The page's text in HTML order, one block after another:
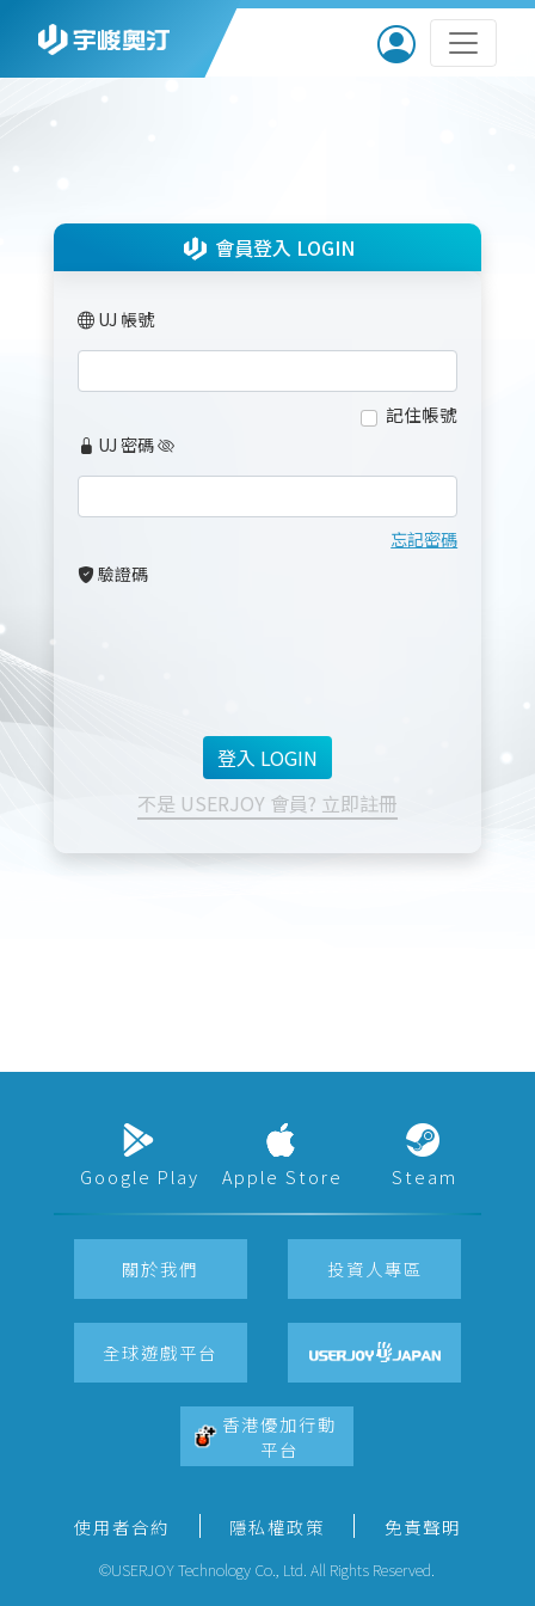
會員登入 LOGIN
UJ 帳號
記住帳號
UJ 密碼
忘記密碼
驗證碼
不是 USERJOY 會員? 立即註冊
Google Play Apple Store Steam
關於我們 投資人專區
全球遊戲平台
香港優加行動
平台
使用者合約 隱私權政策 免責聲明
©USERJOY Technology Co., Ltd. All Rights Reserved.